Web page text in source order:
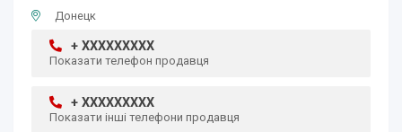
Донецк
+ XXXXXXXXX
Показати телефон продавця
+ XXXXXXXXX
Показати інші телефони продавця